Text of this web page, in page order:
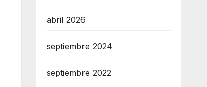
abril 2026
septiembre 2024
septiembre 2022